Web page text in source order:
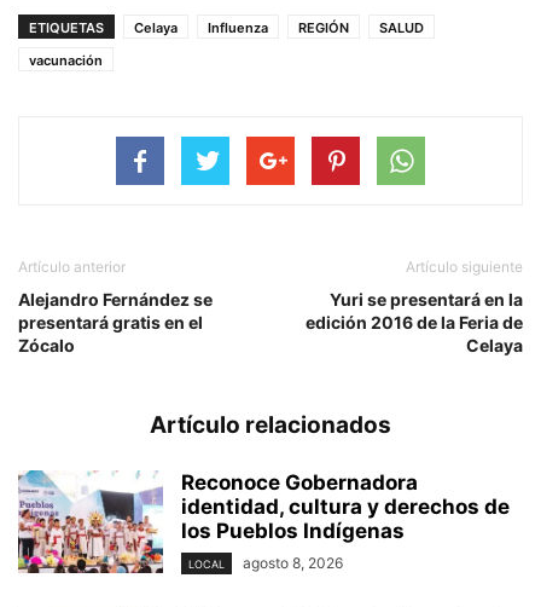
ETIQUETAS Celaya Influenza REGIÓN
SALUD
vacunación
Artículo anterior
Alejandro Fernández se
presentará gratis en el
Zócalo
Artículo siguiente
Yuri se presentará en la
edición 2016 de la Feria de
Celaya
Artículo relacionados
Reconoce Gobernadora
identidad, cultura y derechos de
los Pueblos Indígenas
LOCAL agosto 8, 2026